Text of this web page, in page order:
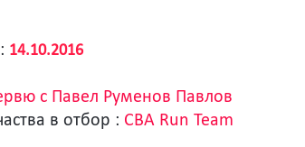
14.10.2016
с Павел Руменов Павлов
в отбор : CBA Run Team